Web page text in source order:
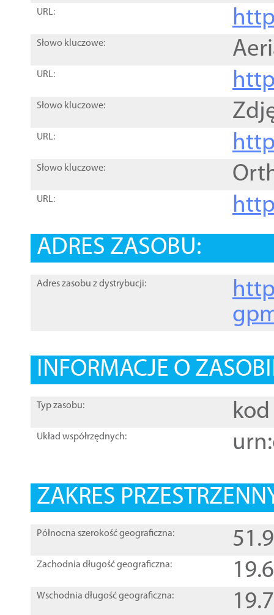
URL:
Słowo kluczowe:
URL:
Słowo kluczowe:
URL:
Słowo kluczowe:
URL:
ADRES ZASOBU:
Adres zasobu z dystrybucji:
INFORMACJE O
Typ zasobu: kod
Układ współrzędnych:
ZAKRES
Północna szerokość geograficzna:
Zachodnia długość geograficzna:
Wschodnia długość geograficzna: